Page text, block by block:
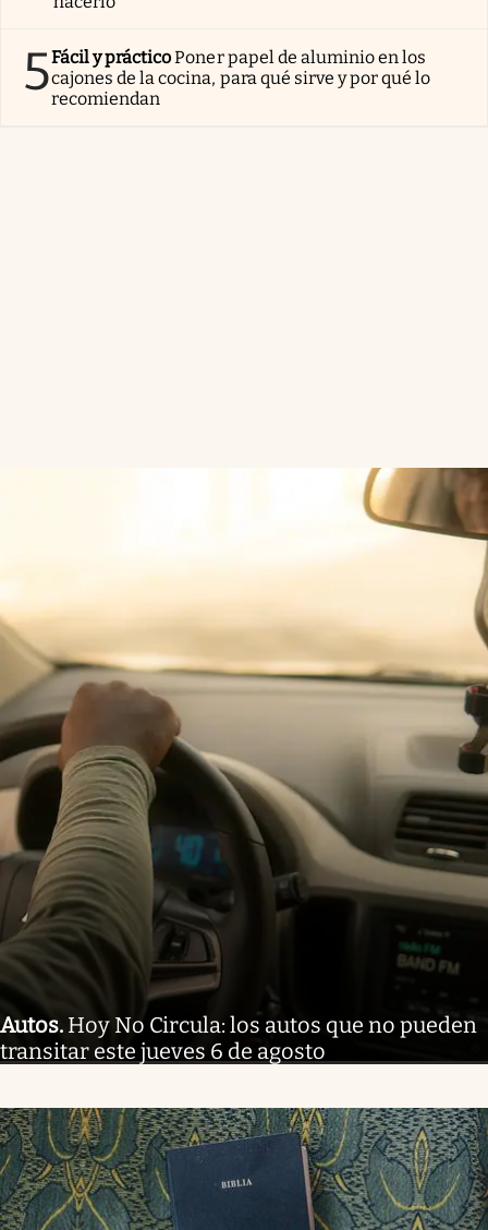
5Fácil y prácticoPoner papel de aluminio en los
cajones de la cocina, para qué sirve y por qué lo
recomiendan
Autos. Hoy No Circula: los autos que no pueden
transitar este jueves 6 de agosto